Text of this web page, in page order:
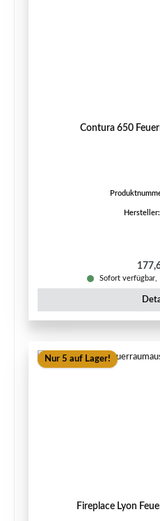
Contura 650
Hersteller:
Sofort verfügbar,
Nur 5 auf Lager!
Fireplace Lyon